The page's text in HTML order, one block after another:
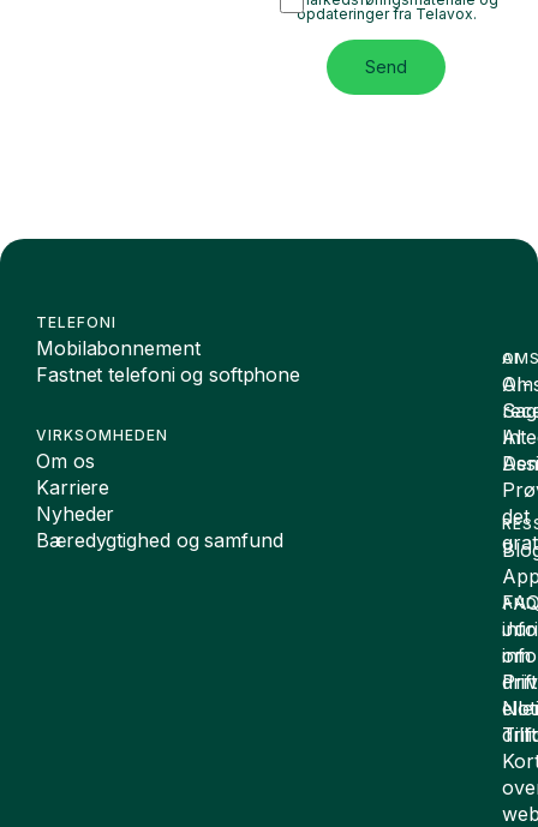
opdateringer fra Telavox.
Send
TELEFONI
Mobilabonnement
Fastnet telefoni og softphone
VIRKSOMHEDEN
Om os
Karriere
Nyheder
Bæredygtighed og samfund
om
drift
AI
AI-
AI
det